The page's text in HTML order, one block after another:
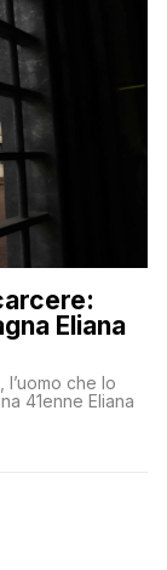
Eliana
che lo
41enne Eliana